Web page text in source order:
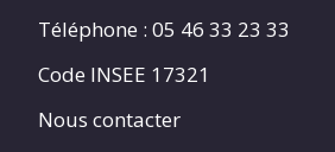
Téléphone : 05 46 33 23 33
Code INSEE 17321
Nous contacter